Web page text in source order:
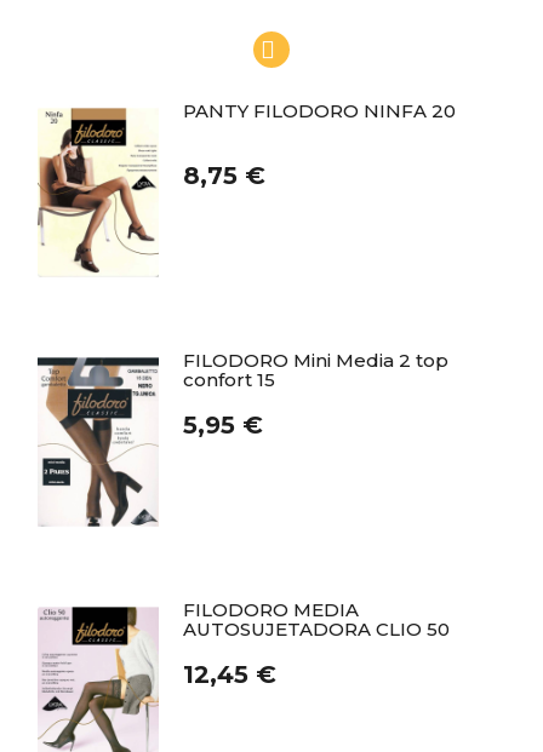
PANTY FILODORO NINFA 20
8,75 €
FILODORO Mini Media 2 top
confort 15
5,95 €
FILODORO MEDIA
AUTOSUJETADORA CLIO 50
12,45 €